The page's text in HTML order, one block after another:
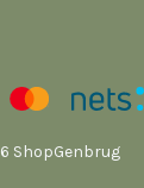
ShopGenbrug